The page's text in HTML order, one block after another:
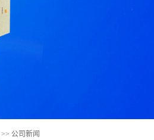
>> 公司新闻